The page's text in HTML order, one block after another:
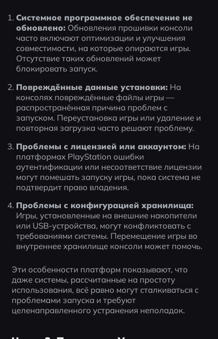
Системное программное обеспечение не
обновлено: Обновления прошивки консоли
часто включают оптимизации и улучшения
совместимости, на которые опираются игры.
Отсутствие таких обновлений может
блокировать запуск.
Повреждённые данные установки: На
консолях повреждённые файлы игры —
распространённая причина проблем с
запуском. Переустановка игры или удаление и
повторная загрузка часто решают проблему.
Проблемы с лицензией или аккаунтом: На
платформах PlayStation ошибки
аутентификации или несоответствие лицензии
могут помешать запуску игры, пока система не
подтвердит право владения.
Проблемы с конфигурацией хранилища:
Игры, установленные на внешние накопители
или USB-устройства, могут конфликтовать с
требованиями системы. Перемещение игры во
внутреннее хранилище консоли может помочь.
Эти особенности платформ показывают, что
даже системы, рассчитанные на простоту
использования, всё равно могут сталкиваться с
проблемами запуска и требуют
целенаправленного устранения неполадок.